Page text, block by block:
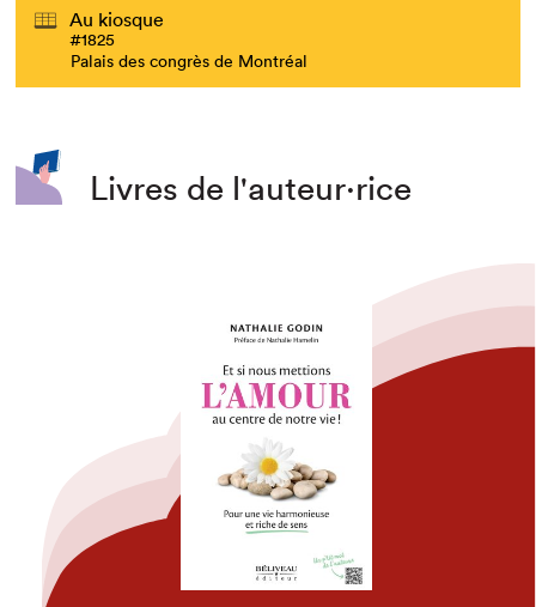
Au kiosque
#1825
Palais des congrès de Montréal
Livres de l'auteur·rice